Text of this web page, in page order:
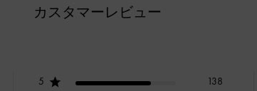
カスタマーレビュー
5
138